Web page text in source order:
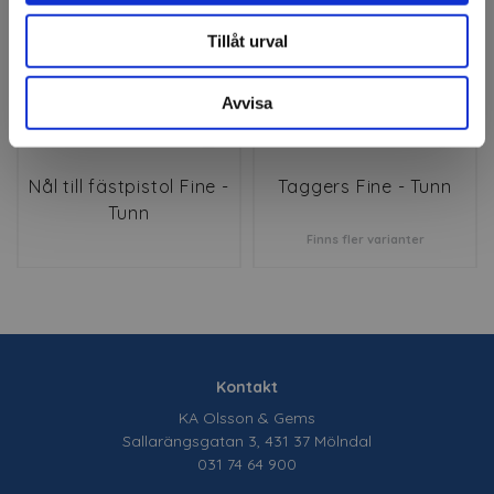
Tillåt urval
Avvisa
Nål till fästpistol Fine -
Tunn
Taggers Fine - Tunn
Finns fler varianter
Kontakt
KA Olsson & Gems
Sallarängsgatan 3, 431 37 Mölndal
031 74 64 900